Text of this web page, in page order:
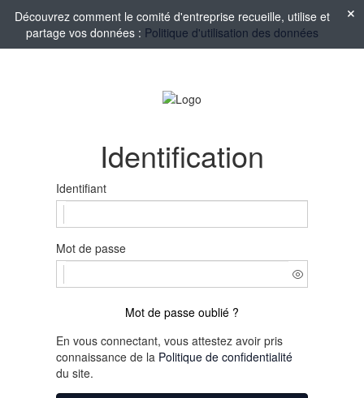
Découvrez comment le comité d'entreprise recueille, utilise et
partage vos données : Politique d'utilisation des données
Identification
Identifiant
Mot de passe
Mot de passe oublié ?
En vous connectant, vous attestez avoir pris
connaissance de la Politique de confidentialité
du site.